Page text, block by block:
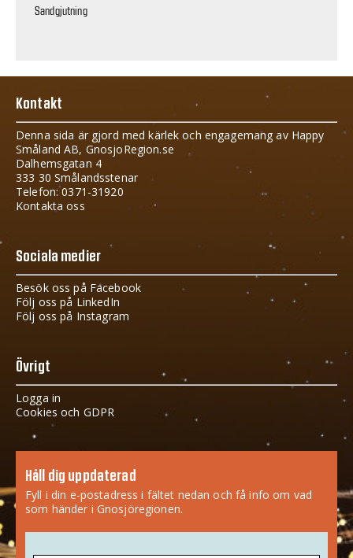
Sandgjutning
Kontakt
Denna sida är gjord med kärlek och engagemang av Happy
Småland AB, GnosjoRegion.se
Dalhemsgatan 4
333 30 Smålandsstenar
Telefon: 0371-31920
Kontakta oss
Sociala medier
Besök oss på Facebook
Följ oss på LinkedIn
Följ oss på Instagram
Övrigt
Logga in
Cookies och GDPR
Håll dig uppdaterad
Fyll i din e-postadress i fältet nedan och få info om vad
som händer i Gnosjöregionen.